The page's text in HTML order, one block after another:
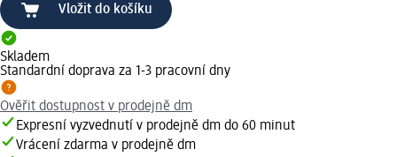
Vložit do košíku
Skladem
Standardní doprava za 1-3 pracovní dny
Ověřit dostupnost v prodejně dm
Expresní vyzvednutí v prodejně dm do 60 minut
Vrácení zdarma v prodejně dm